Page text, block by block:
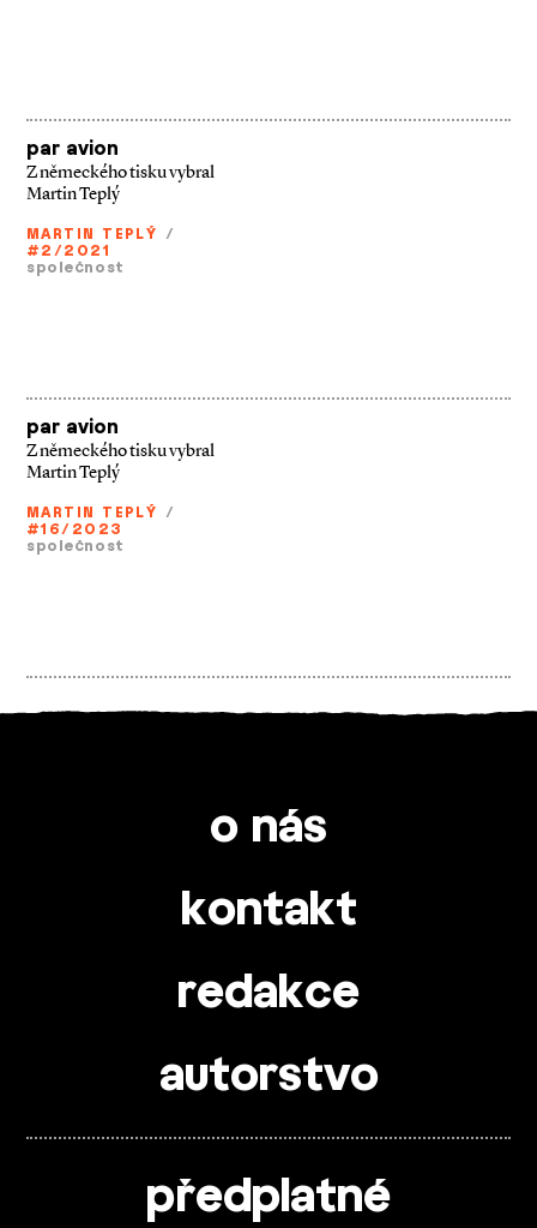
par avion
Z německého tisku vybral
Martin Teplý
MARTIN TEPLÝ /
#2/2021
společnost
par avion
Z německého tisku vybral
Martin Teplý
MARTIN TEPLÝ /
#16/2023
společnost
o nás
kontakt
redakce
autorstvo
předplatné